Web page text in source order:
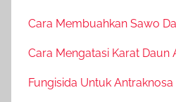
Cara Membuahkan Sawo
Cara Mengatasi Karat Daun
Fungisida Untuk